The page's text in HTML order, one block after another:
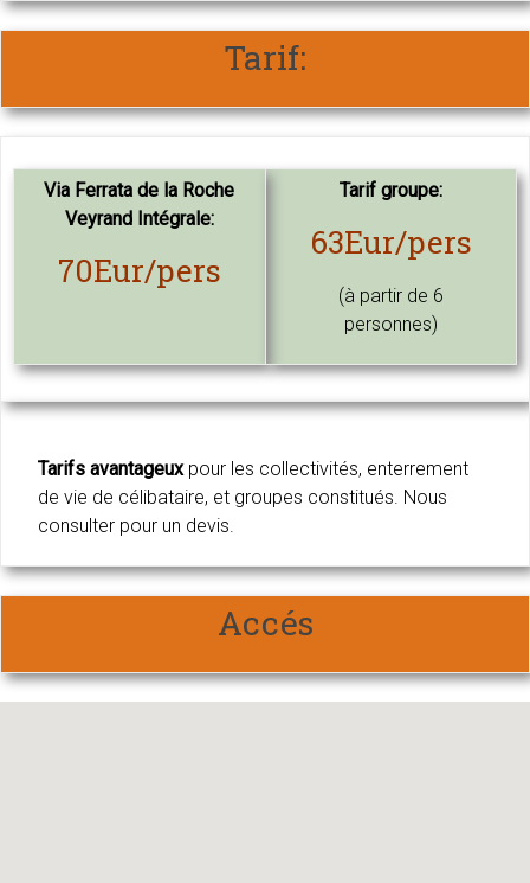
Tarif:
Via Ferrata de la Roche
Veyrand Intégrale:
70Eur/pers
Tarif groupe:
63Eur/pers
(à partir de 6
personnes)
Tarifs avantageuxpour les collectivités, enterrement
de vie de célibataire, et groupes constitués. Nous
consulter pour un devis.
Accés